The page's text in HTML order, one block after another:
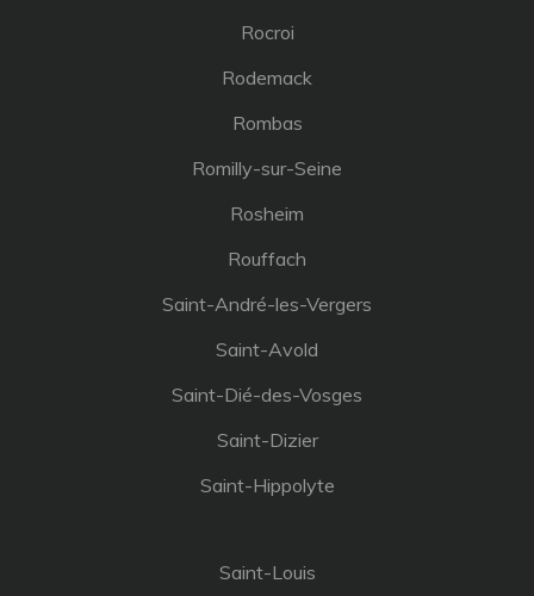
Rocroi
Rodemack
Rombas
Romilly-sur-Seine
Rosheim
Rouffach
Saint-André-les-Vergers
Saint-Avold
Saint-Dié-des-Vosges
Saint-Dizier
Saint-Hippolyte
Saint-Louis